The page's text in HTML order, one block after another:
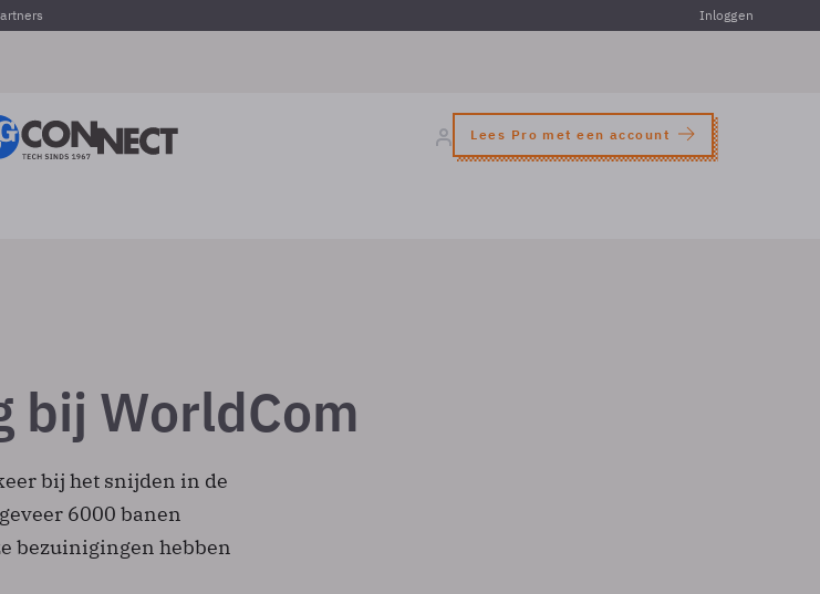
Inloggen
Lees Pro met een account
bij WorldCom
bij het snijden in de
6000 banen
bezuinigingen hebben